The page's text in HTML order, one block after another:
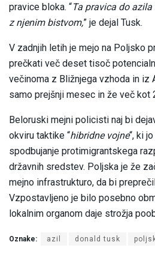
pravice bloka. “Ta pravica do
z njenim bistvom,” je dejal Tusk.
V zadnjih letih je mejo na Poljsko
prečkati več deset tisoč
večinoma z Bližnjega vzhoda in iz
samo prejšnji mesec in že več kot
Beloruski mejni policisti naj bi
okviru taktike “hibridne vojne“, ki
spodbujanje protimigrantskega
državnih sredstev. Poljska je že
mejno infrastrukturo, da bi
Vzpostavljeno je bilo posebno
lokalnim organom daje strožja
Oznake: azil donald tusk